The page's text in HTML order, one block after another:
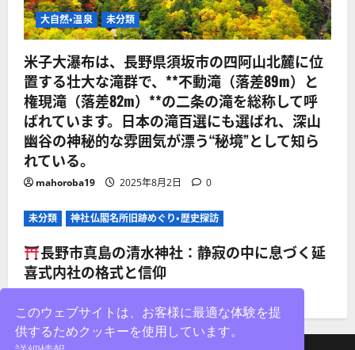
大自然・温泉 未分類
米子大瀑布は、長野県須坂市の四阿山北麓に位
置する壮大な滝群で、**不動滝（落差89m）と
権現滝（落差82m）**の二条の滝を総称して呼
ばれています。日本の滝百選にも選ばれ、深山
幽谷の神秘的な雰囲気が漂う“秘境”として知ら
れている。
mahoroba19 2025年8月2日 0
未分類 神社仏閣名所旧跡めぐり・歴史探訪
長野市真島の清水神社：静寂の中に息づく延
喜式内社の格式と信仰
このウェブサイトは、お客様に最適な体験を提
供するためクッキーを使用しています。